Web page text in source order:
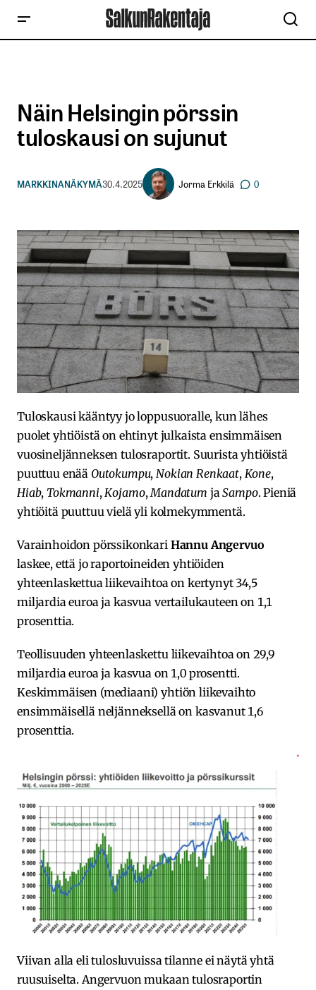
Näin Helsingin pörssin
tuloskausi on sujunut
MARKKINANÄKYMÄ30.4.2025 Jorma Erkkilä 0
Tuloskausi kääntyy jo loppusuoralle, kun lähes
puolet yhtiöistä on ehtinyt julkaista ensimmäisen
vuosineljänneksen tulosraportit. Suurista yhtiöistä
puuttuu enää Outokumpu, Nokian Renkaat, Kone,
Hiab, Tokmanni, Kojamo, Mandatum jaSampo. Pieniä
yhtiöitä puuttuu vielä yli kolmekymmentä.
Varainhoidon pörssikonkari Hannu Angervuo
laskee, että jo raportoineiden yhtiöiden
yhteenlaskettua liikevaihtoa on kertynyt 34,5
miljardia euroa ja kasvua vertailukauteen on 1,1
prosenttia.
Teollisuuden yhteenlaskettu liikevaihtoa on 29,9
miljardia euroa ja kasvua on 1,0 prosentti.
Keskimmäisen (mediaani) yhtiön liikevaihto
ensimmäisellä neljänneksellä on kasvanut 1,6
prosenttia.
Viivan alla eli tulosluvuissa tilanne ei näytä yhtä
ruusuiselta. Angervuon mukaan tulosraportin